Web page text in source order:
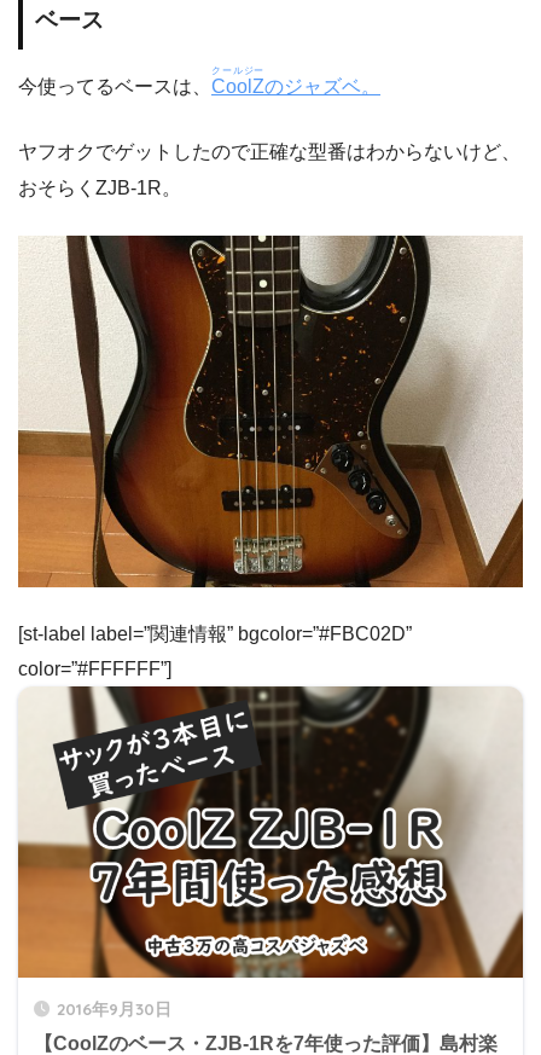
ベース
今使ってるベースは、 CoolZ
クールジー
のジャズベ。
ヤフオクでゲットしたので正確な型番はわからないけど、
おそらくZJB-1R。
[st-label label=”関連情報” bgcolor=”#FBC02D”
color=”#FFFFFF”]
2016年9月30日
【CoolZのベース・ZJB-1Rを7年使った評価】島村楽